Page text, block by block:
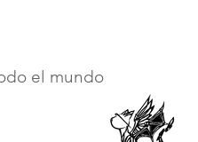
el mundo